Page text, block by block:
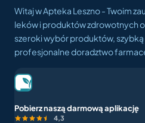
Witaj w Apteka Leszno - Twoim
leków i produktów zdrowotnych
szeroki wybór produktów,
profesjonalne doradztwo
Pobierz naszą darmową aplikację
4,3